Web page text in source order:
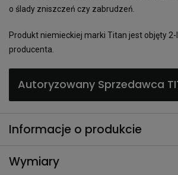
o ślady zniszczeń czy zabrudzeń.
Produkt niemieckiej marki Titan jest objęty
producenta.
Autoryzowany Sprzedawca
Informacje o produkcie
Wymiary